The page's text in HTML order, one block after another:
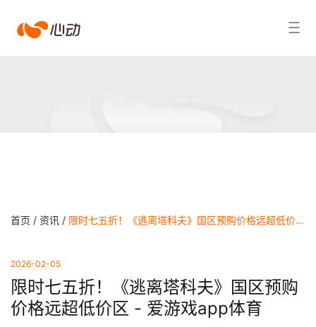
爱搜索结果
首页 / 资讯 / 限时七五折！《逃离塔科夫》国区预购价格远超低价区 - 爱游戏app体育
2026-02-05
限时七五折！《逃离塔科夫》国区预购
价格远超低价区 - 爱游戏app体育